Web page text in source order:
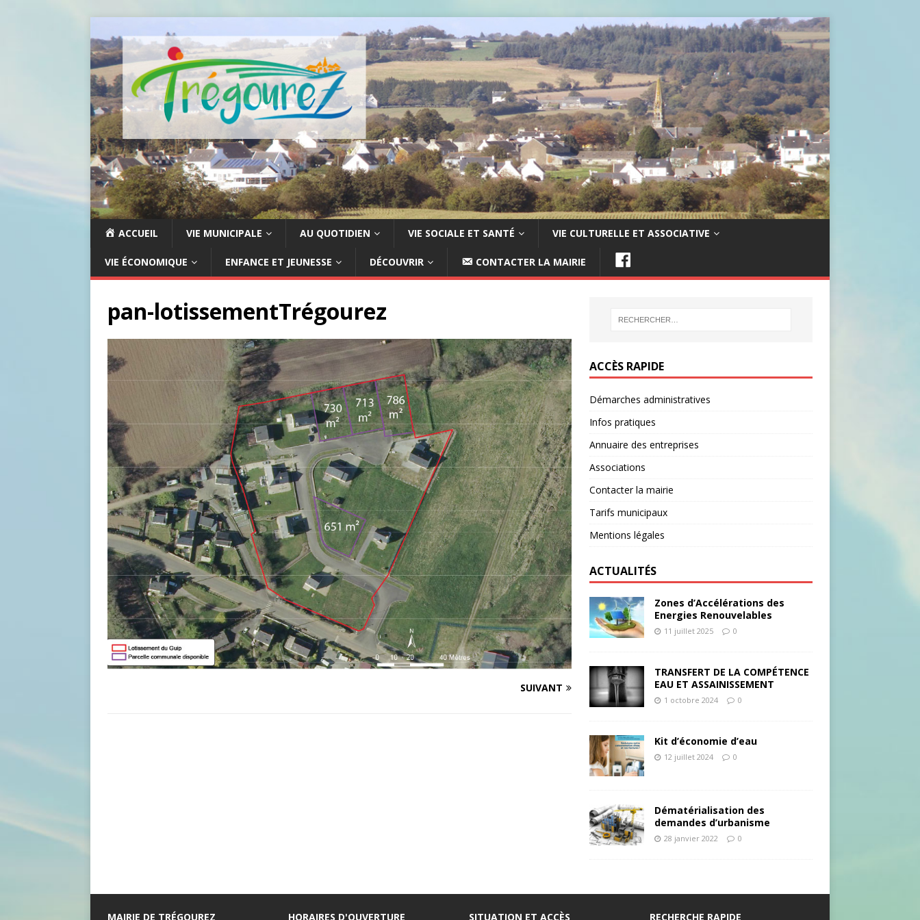
ACCUEIL VIE MUNICIPALE AU QUOTIDIEN VIE SOCIALE ET SANTÉ VIE CULTURELLE ET ASSOCIATIVE
VIE ÉCONOMIQUE ENFANCE ET JEUNESSE DÉCOUVRIR CONTACTER LA MAIRIE
A
B
K
pan-lotissementTrégourez
SUIVANT
ACCÈS RAPIDE
Démarches administratives
Infos pratiques
Annuaire des entreprises
Associations
Contacter la mairie
Tarifs municipaux
Mentions légales
ACTUALITÉS
Zones d’Accélérations des
Energies Renouvelables
11 juillet 2025 0
TRANSFERT DE LA COMPÉTENCE
EAU ET ASSAINISSEMENT
1 octobre 2024 0
Kit d’économie d’eau
12 juillet 2024 0
Dématérialisation des
demandes d’urbanisme
28 janvier 2022 0
MAIRIE DE TRÉGOUREZ HORAIRES D'OUVERTURE SITUATION ET ACCÈS RECHERCHE RAPIDE